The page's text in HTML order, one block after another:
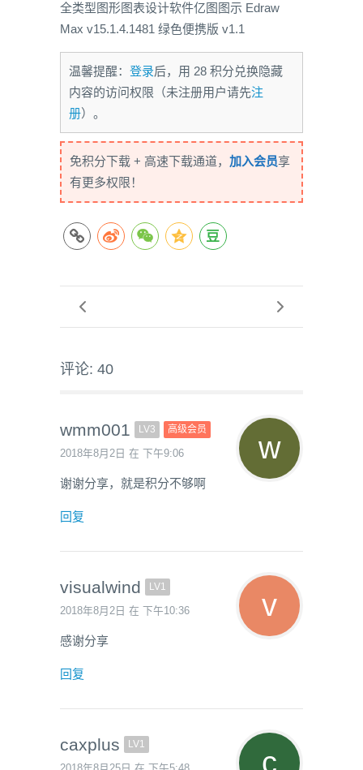
全类型图形图表设计软件亿图图示 Edraw
Max v15.1.4.1481 绿色便携版 v1.1
温馨提醒： 登录后，用 28 积分兑换隐藏
内容的访问权限（未注册用户请先注
册）。
免积分下载 + 高速下载通道， 加入会员享
有更多权限！
评论: 40
wmm001 LV3 高级会员
2018年8月2日 在 下午9:06
谢谢分享，就是积分不够啊
回复
visualwind LV1
2018年8月2日 在 下午10:36
感谢分享
回复
caxplus LV1